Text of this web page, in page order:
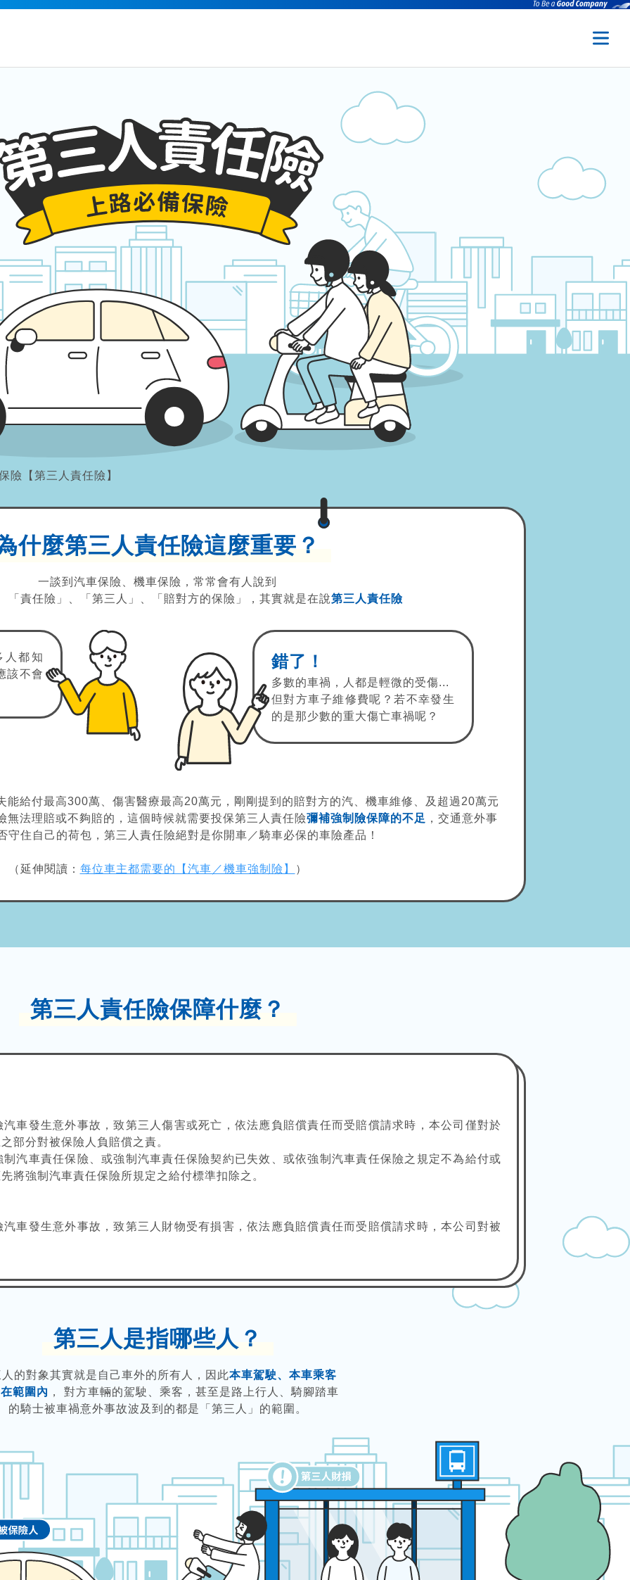
險【第三人責任險】
什麼第三人責任險這麼重要？
一談到汽車保險、機車保險，常常會有人說到
「責任險」、「第三人」、「賠對方的保險」，其實就是在說第三人責任險
人都知
該不會
錯了！
多數的車禍，人都是輕微的受傷...
但對方車子維修費呢？若不幸發生
的是那少數的重大傷亡車禍呢？
能給付最高300萬、傷害醫療最高20萬元，剛剛提到的賠對方的汽、機車維修、及超過20萬元
無法理賠或不夠賠的，這個時候就需要投保第三人責任險彌補強制險保障的不足 ，交通意外事
守住自己的荷包，第三人責任險絕對是你開車／騎車必保的車險產品！
（延伸閱讀： 每位車主都需要的【汽車／機車強制險】 ）
第三人責任險保障什麼？
車發生意外事故，致第三人傷害或死亡，依法應負賠償責任而受賠償請求時，本公司僅對於
部分對被保險人負賠償之責。
汽車責任保險、或強制汽車責任保險契約已失效、或依強制汽車責任保險之規定不為給付或
將強制汽車責任保險所規定之給付標準扣除之。
車發生意外事故，致第三人財物受有損害，依法應負賠償責任而受賠償請求時，本公司對被
第三人是指哪些人？
的對象其實就是自己車外的所有人，因此本車駕駛、本車乘客
範圍內 ， 對方車輛的駕駛、乘客，甚至是路上行人、騎腳踏車
的騎士被車禍意外事故波及到的都是「第三人」的範圍。